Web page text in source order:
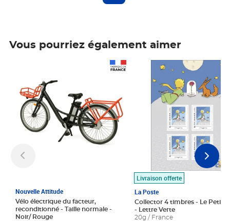
Vous pourriez également aimer
Nouvelle Attitude
Vélo électrique du facteur,
reconditionné - Taille normale -
Noir/ Rouge
Livraison offerte
La Poste
Collector 4 timbres - Le Petit
- Lettre Verte
20g / France
Prix 7,50€